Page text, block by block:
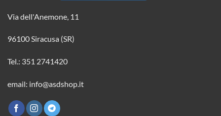
Via dell'Anemone, 11
96100 Siracusa (SR)
Tel.: 351 2741420
email: info@asdshop.it